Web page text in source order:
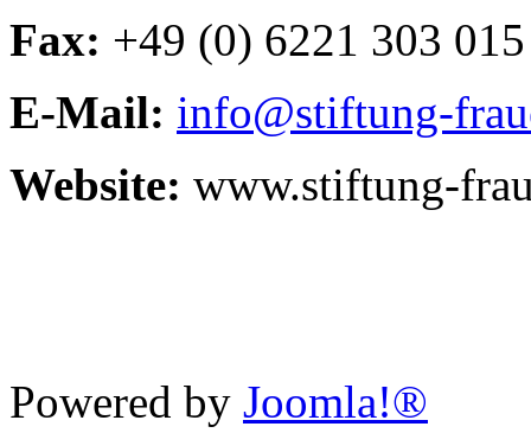
Fax: +49 (0) 6221 303 015
E-Mail: info@stiftung-
Website: www.stiftung-
Powered by Joomla!®